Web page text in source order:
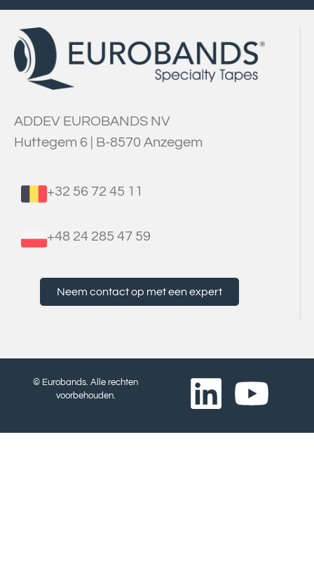
ADDEV EUROBANDS NV
Huttegem 6 | B-8570 Anzegem
+32 56 72 45 11
+48 24 285 47 59
Neem contact op met een expert
© Eurobands. Alle rechten
voorbehouden.